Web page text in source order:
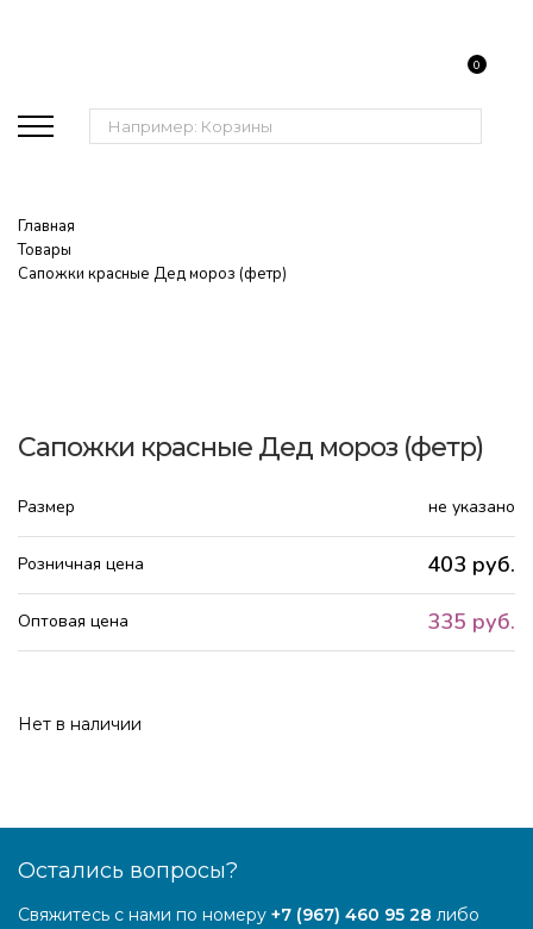
Поиск:
0
Главная
Товары
Сапожки красные Дед мороз (фетр)
Сапожки красные Дед мороз (фетр)
Размер не указано
Розничная цена 403 руб.
Оптовая цена 335 руб.
Нет в наличии
Остались вопросы?
Свяжитесь с нами по номеру +7 (967) 460 95 28 либо